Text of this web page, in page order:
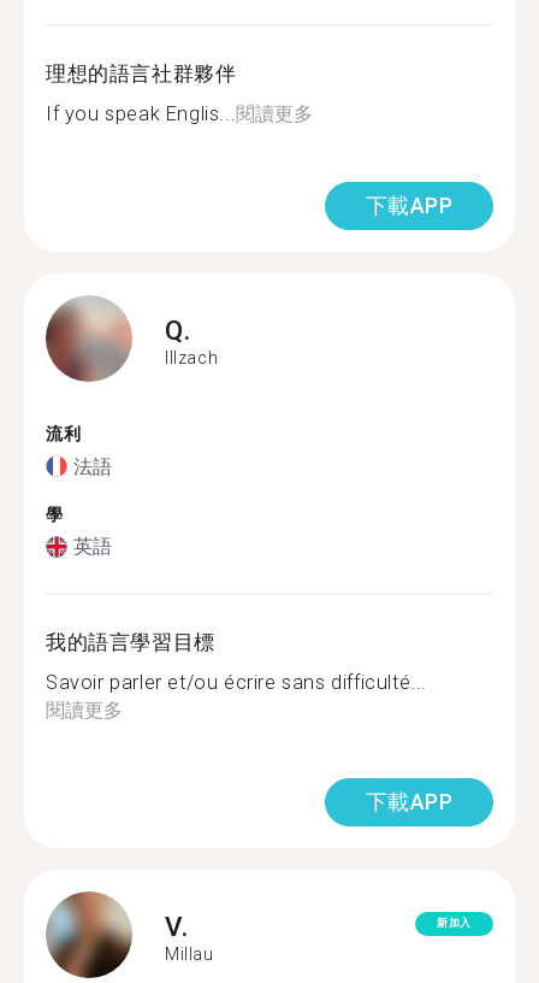
理想的語言社群夥伴
If you speak Englis...閱讀更多
下載APP
Q.
Illzach
流利
法語
學
英語
我的語言學習目標
Savoir parler et/ou écrire sans difficulté...
閱讀更多
下載APP
V.
Millau
新加入